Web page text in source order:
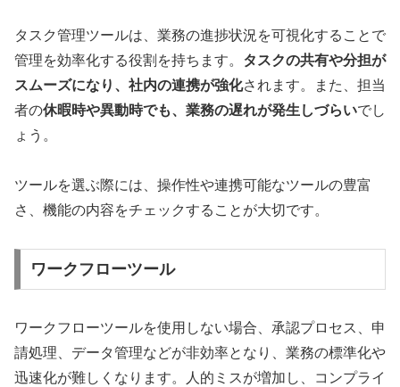
タスク管理ツールは、業務の進捗状況を可視化することで
管理を効率化する役割を持ちます。 タスクの共有や分担が
スムーズになり、社内の連携が強化されます。また、担当
者の休暇時や異動時でも、業務の遅れが発生しづらいでし
ょう。
ツールを選ぶ際には、操作性や連携可能なツールの豊富
さ、機能の内容をチェックすることが大切です。
ワークフローツール
ワークフローツールを使用しない場合、承認プロセス、申
請処理、データ管理などが非効率となり、業務の標準化や
迅速化が難しくなります。人的ミスが増加し、コンプライ